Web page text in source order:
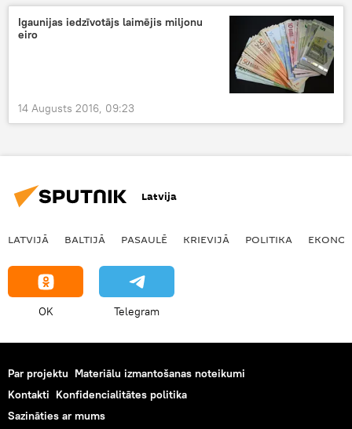
Igaunijas iedzīvotājs laimējis miljonu
eiro
14 Augusts 2016, 09:23
Latvija
LATVIJĀ BALTIJĀ PASAULĒ KRIEVIJĀ POLITIKA
OK Telegram
Par projektu Materiālu izmantošanas noteikumi
Kontakti Konfidencialitātes politika
Sazināties ar mums